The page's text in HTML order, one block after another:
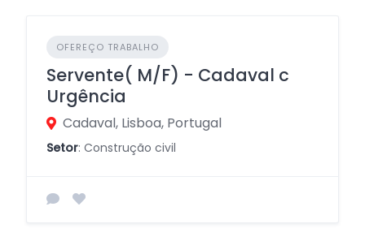
OFEREÇO TRABALHO
Servente( M/F) - Cadaval c
Urgência
Cadaval, Lisboa, Portugal
Setor: Construção civil